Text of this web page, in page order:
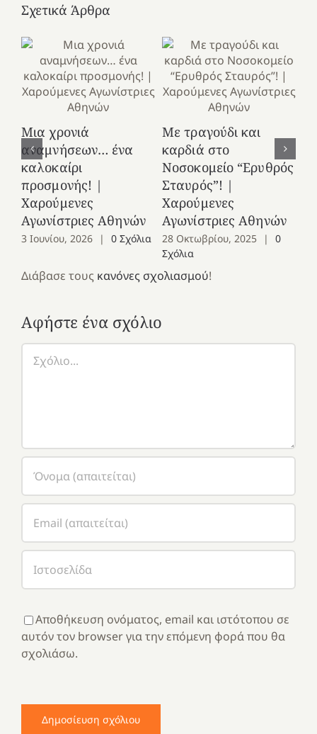
Σχετικά Άρθρα
Μια χρονιά
αναμνήσεων… ένα
καλοκαίρι
προσμονής! |
Χαρούμενες
Αγωνίστριες Αθηνών
3 Ιουνίου, 2026 | 0 Σχόλια
Με τραγούδι και
καρδιά στο
Νοσοκομείο “Ερυθρός
Σταυρός”! |
Χαρούμενες
Αγωνίστριες Αθηνών
28 Οκτωβρίου, 2025 |
0
Σχόλια
Διάβασε τους κανόνες σχολιασμού!
Αφήστε ένα σχόλιο
Σχόλιο
Αποθήκευση ονόματος, email και ιστότοπου σε
αυτόν τον browser για την επόμενη φορά που θα
σχολιάσω.